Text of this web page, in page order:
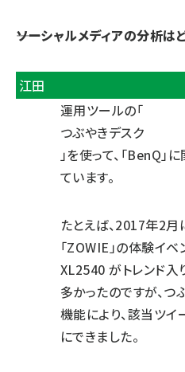
――ソーシャルメディアの分析は
江田
運用ツールの「
つぶやきデスク
」を使って、「BenQ」
ています。
たとえば、2017年2
「ZOWIE」の体験イベ
XL2540 がトレンド入
多かったのですが、つ
機能により、該当ツ
にできました。